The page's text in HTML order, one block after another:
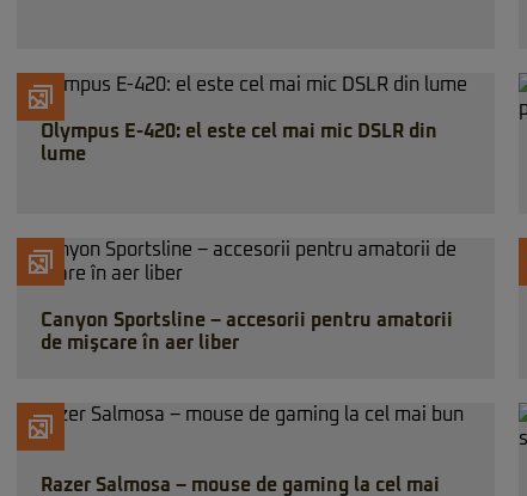
Olympus E-420: el este cel mai mic DSLR din
lume
Canyon Sportsline – accesorii pentru amatorii
de mişcare în aer liber
Razer Salmosa – mouse de gaming la cel mai